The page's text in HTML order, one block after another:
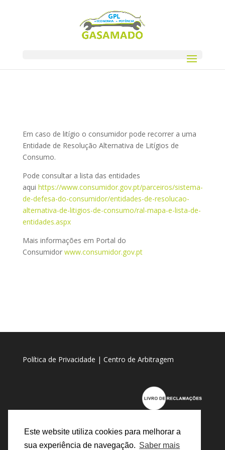
Este website utiliza cookies para melhorar a
sua experiência de navegação. Saber mais
Em caso de litígio o consumidor pode recorrer a uma
Entidade de Resolução Alternativa de Litígios de
Consumo.
Pode consultar a lista das entidades
aqui https://www.consumidor.gov.pt/parceiros/sistema-
de-defesa-do-consumidor/entidades-de-resolucao-
alternativa-de-litigios-de-consumo/ral-mapa-e-lista-de-
entidades.aspx
Mais informações em Portal do
Consumidor www.consumidor.gov.pt
Política de Privacidade | Centro de Arbitragem